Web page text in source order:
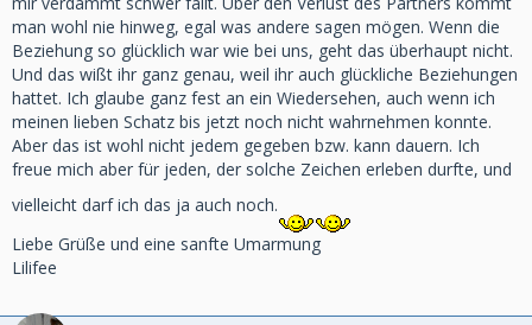
man wohl nie hinweg, egal was andere sagen mögen. Wenn die
Beziehung so glücklich war wie bei uns, geht das überhaupt nicht.
Und das wißt ihr ganz genau, weil ihr auch glückliche Beziehungen
hattet. Ich glaube ganz fest an ein Wiedersehen, auch wenn ich
meinen lieben Schatz bis jetzt noch nicht wahrnehmen konnte.
Aber das ist wohl nicht jedem gegeben bzw. kann dauern. Ich
freue mich aber für jeden, der solche Zeichen erleben durfte, und
vielleicht darf ich das ja auch noch.
Liebe Grüße und eine sanfte Umarmung
Lilifee